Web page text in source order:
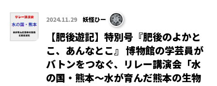
2024.11.29 妖怪ひー
【肥後遊記】特別号『肥後のよかと
こ、あんなとこ』 博物館の学芸員が
バトンをつなぐ、リレー講演会「水
の国・熊本～水が育んだ熊本の生物